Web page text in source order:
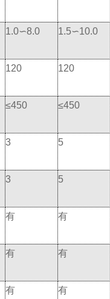
1.0∽8.0 1.5∽10.0
120 120
≤450 ≤450
3 5
3 5
有 有
有 有
有 有